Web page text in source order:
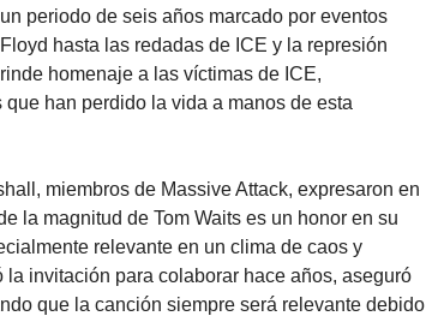
periodo de seis años marcado por eventos
hasta las redadas de ICE y la represión
homenaje a las víctimas de ICE,
han perdido la vida a manos de esta
miembros de Massive Attack, expresaron en
la magnitud de Tom Waits es un honor en su
relevante en un clima de caos y
invitación para colaborar hace años, aseguró
que la canción siempre será relevante debido